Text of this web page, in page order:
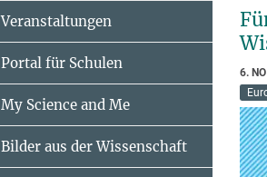
6.
Veranstaltungen
Portal für Schulen
My Science and Me
Bilder aus der Wissenschaft